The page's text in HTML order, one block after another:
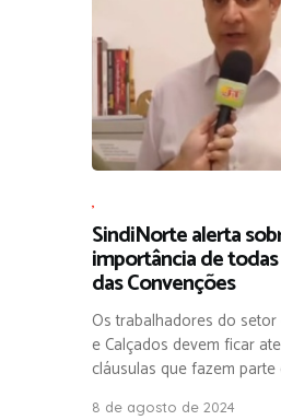
,
SindiNorte alerta
importância de todas
das Convenções
Os trabalhadores do
e Calçados devem ficar
cláusulas que fazem parte
8 de agosto de 2024